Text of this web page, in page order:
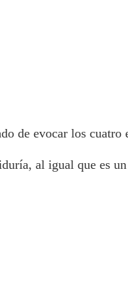
de evocar los
al igual que es